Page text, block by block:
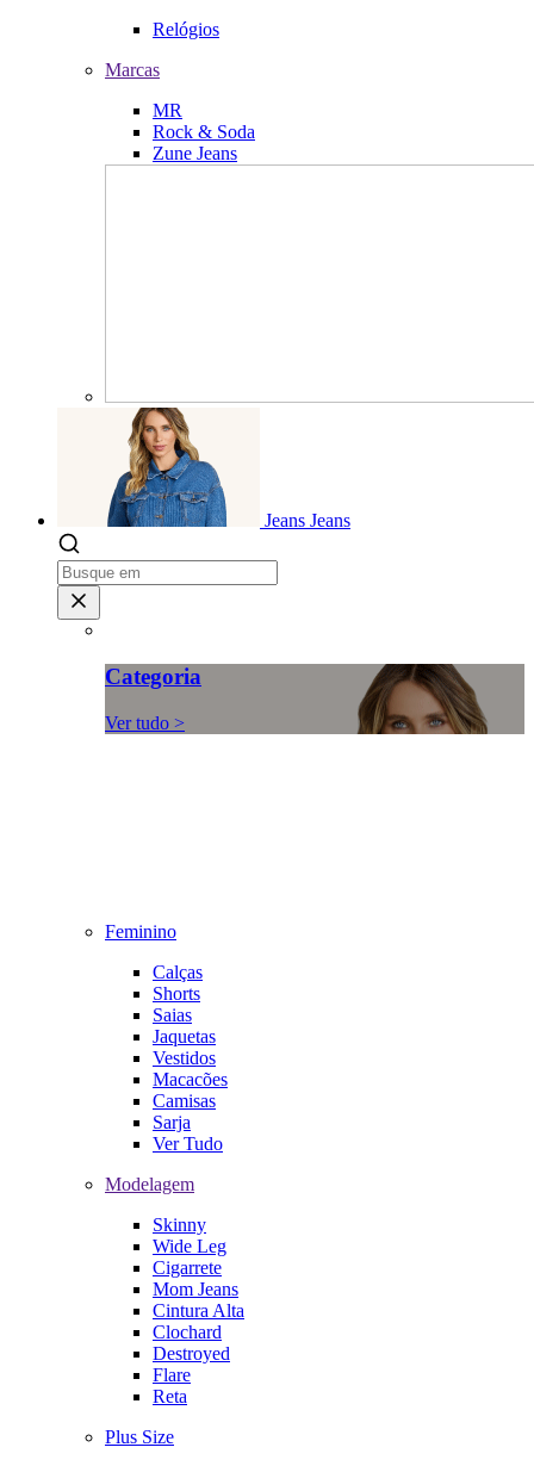
Relógios
Marcas
MR
Rock & Soda
Zune Jeans
Jeans Jeans
Categoria
Ver tudo >
Feminino
Calças
Shorts
Saias
Jaquetas
Vestidos
Macacões
Camisas
Sarja
Ver Tudo
Modelagem
Skinny
Wide Leg
Cigarrete
Mom Jeans
Cintura Alta
Clochard
Destroyed
Flare
Reta
Plus Size